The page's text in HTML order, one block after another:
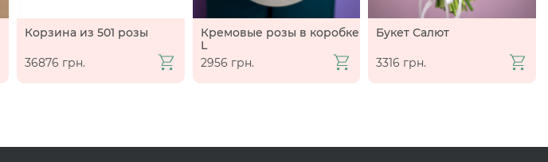
Корзина из 501 розы
36876 грн.
Кремовые розы в коробке
L
2956 грн.
Букет Салют
3316 грн.